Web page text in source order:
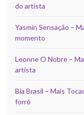
do artista
Yasmin Sensação –
momento
Leonne O Nobre –
artista
Bia Brasil – Mais
forró